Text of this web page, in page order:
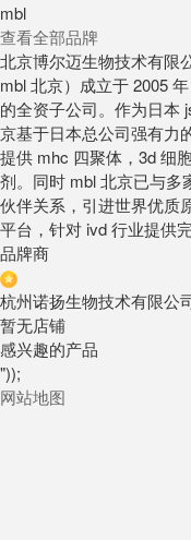
mbl
查看全部品牌
北京博尔迈生物技术有限
mbl 北京）成立于 2005
的全资子公司。作为日本
京基于日本总公司强有力
提供 mhc 四聚体，3d 细
剂。同时 mbl 北京已与多
伙伴关系，引进世界优质
平台，针对 ivd 行业提供
品牌商
杭州诺扬生物技术有限公
暂无店铺
感兴趣的产品
"));
网站地图